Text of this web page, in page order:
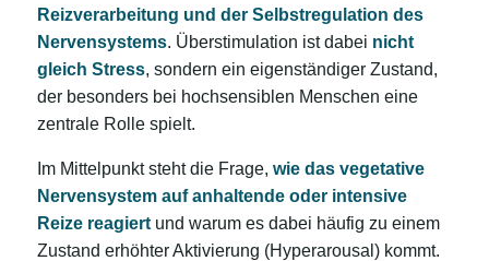
Reizverarbeitung und der Selbstregulation des
Nervensystems. Überstimulation ist dabei nicht
gleich Stress, sondern ein eigenständiger Zustand,
der besonders bei hochsensiblen Menschen eine
zentrale Rolle spielt.
Im Mittelpunkt steht die Frage, wie das vegetative
Nervensystem auf anhaltende oder intensive
Reize reagiertund warum es dabei häufig zu einem
Zustand erhöhter Aktivierung (Hyperarousal) kommt.